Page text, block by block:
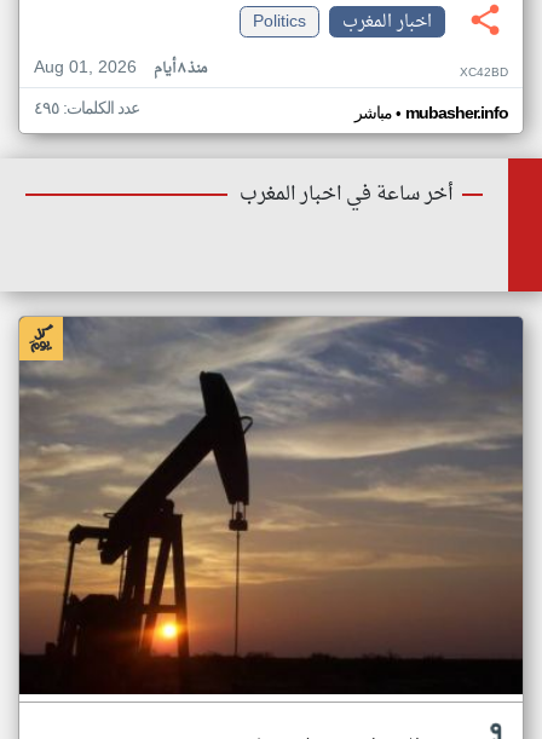
اخبار المغرب
Politics
Aug 01, 2026
منذ ٨ أيام XC42BD
مباشر• mubasher.info عدد الكلمات: ٤٩٥
أخر ساعة في اخبار المغرب